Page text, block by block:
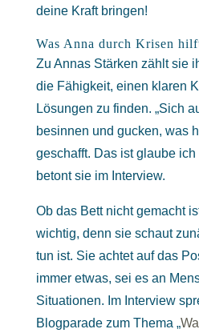
deine Kraft bringen!
Was Anna durch Krisen
Zu Annas Stärken zählt sie
die Fähigkeit, einen klaren
Lösungen zu finden. „Sich
besinnen und gucken, was
geschafft. Das ist glaube ich
betont sie im Interview.
Ob das Bett nicht gemacht
wichtig, denn sie schaut
tun ist. Sie achtet auf das
immer etwas, sei es an
Situationen. Im Interview
Blogparade zum Thema „